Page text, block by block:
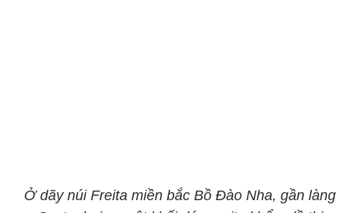
Ở dãy núi Freita miền bắc Bồ Đào Nha, gần làng